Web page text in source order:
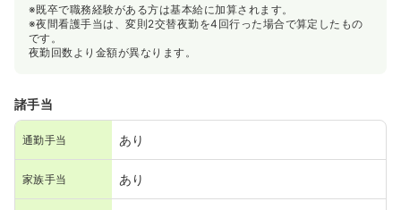
※既卒で職務経験がある方は基本給に加算されます。
※夜間看護手当は、変則2交替夜勤を4回行った場合で算定したもの
です。
夜勤回数より金額が異なります。
諸手当
通勤手当 あり
家族手当 あり